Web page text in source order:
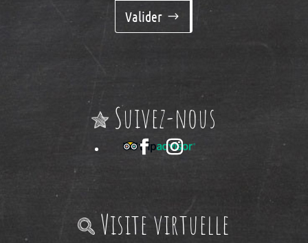
Valider
Suivez-nous
Visite virtuelle